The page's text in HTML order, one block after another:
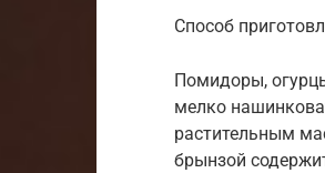
Способ
Помидоры,
мелко
растительным
брынзой